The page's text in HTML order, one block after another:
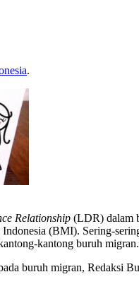
.
Relationship (LDR) dalam
(BMI). Sering-
kantong buruh migran.
buruh migran, Redaksi